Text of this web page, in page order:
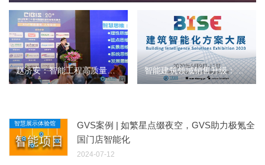
赵济安：智能工程高质量提升持续的若干明示和探讨 智能建筑领域销售升级：从卖产品到卖方案
智慧展示体验馆
GVS案例 | 如繁星点缀夜空，GVS助力极氪全
国门店智能化
2024-07-12